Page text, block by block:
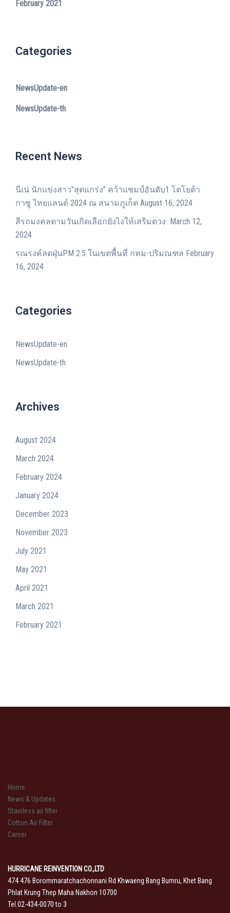
February 2021
Categories
NewsUpdate-en
NewsUpdate-th
Recent News
นีเน่ นักแข่งสาว”สุดแกร่ง” คว้าแชมป์อันดับ1 โตโยต้า
กาซู ไทยแลนด์ 2024 ณ สนามภูเก็ต August 16, 2024
สีรถมงคลตามวันเกิดเลือกยังไงให้เสริมดวง March 12,
2024
รณรงค์ลดฝุ่นPM 2.5 ในเขตพื้นที่ กทม-ปริมณฑล February
16, 2024
Categories
NewsUpdate-en
NewsUpdate-th
Archives
August 2024
March 2024
February 2024
January 2024
December 2023
November 2023
July 2021
May 2021
April 2021
March 2021
February 2021
Home
News & Updates
Stainless air filter
Cotton Air Filter
Career
HURRICANE REINVENTION CO.,LTD
474 476 Borommaratchachonnani Rd Khwaeng Bang Bumru, Khet Bang
Phlat Krung Thep Maha Nakhon 10700
Tel.02-434-0070 to 3